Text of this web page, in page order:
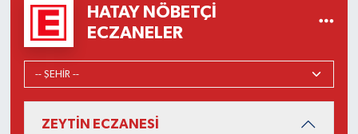
HATAY NÖBETÇI
ECZANELER
ZEYTİN ECZANESİ